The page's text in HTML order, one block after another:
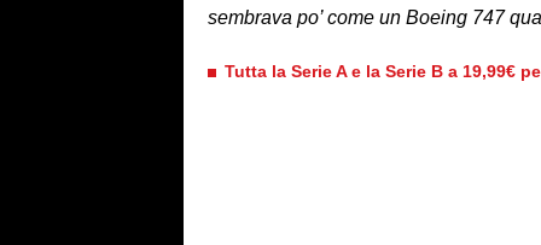
sembrava po’ come un Boeing 747
Tutta la Serie A e la Serie B a 19,99€